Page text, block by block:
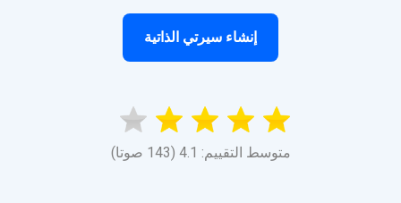
إنشاء سيرتي الذاتية
متوسط التقييم: 4.1 (143 صوتا)